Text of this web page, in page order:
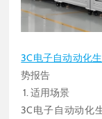
3C电子自动动化
势报告
1. 适用场景
3C电子自动动化